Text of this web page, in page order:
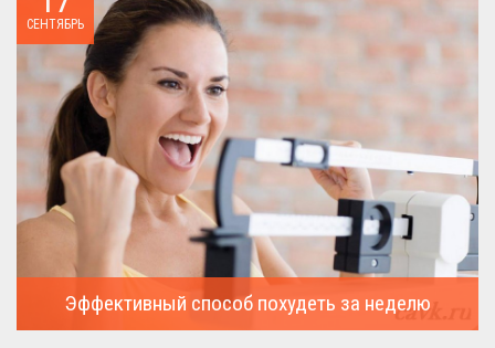
СЕНТЯБРЬ
Эффективный способ похудеть за неделю